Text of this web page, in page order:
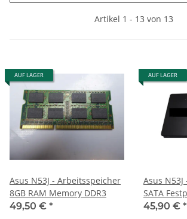
Artikel 1 - 13 von 13
AUF LAGER
Asus N53J - Arbeitsspeicher
8GB RAM Memory DDR3
49,50 € *
AUF LAGER
Asus N53J
SATA
45,90 € *